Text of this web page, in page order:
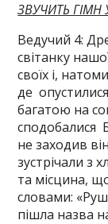
ЗВУЧИТЬ ГІМН
Ведучий 4:
світанку
своїх і,
де
багатою на
сподобалися
не заходив
зустрічали з
та місцина,
словами:
пішла назва